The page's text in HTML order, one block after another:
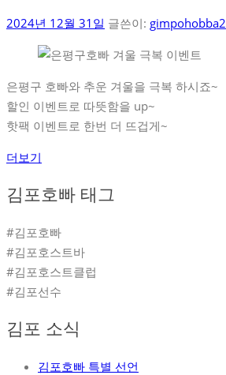
2024년 12월 31일 글쓴이: gimpohobba2
은평구 호빠와 추운 겨울을 극복 하시죠~
할인 이벤트로 따뜻함을 up~
핫팩 이벤트로 한번 더 뜨겁게~
더보기
김포호빠 태그
#김포호빠
#김포호스트바
#김포호스트클럽
#김포선수
김포 소식
김포호빠 특별 선언